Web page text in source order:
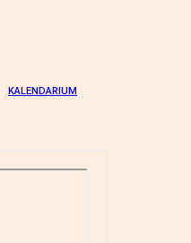
KALENDARIUM